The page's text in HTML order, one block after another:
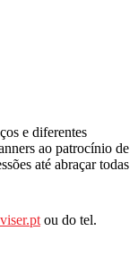
e diferentes
ao patrocínio de
até abraçar todas
ou do tel.